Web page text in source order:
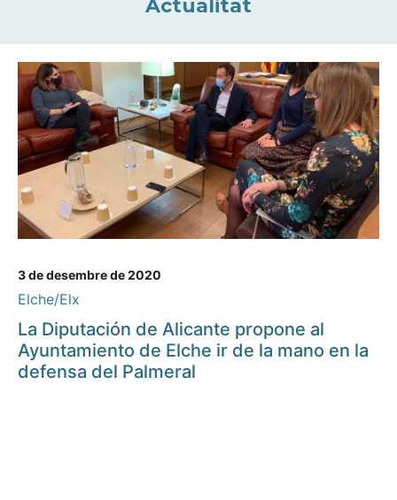
Actualitat
3 de desembre de 2020
Elche/Elx
La Diputación de Alicante propone al
Ayuntamiento de Elche ir de la mano en la
defensa del Palmeral